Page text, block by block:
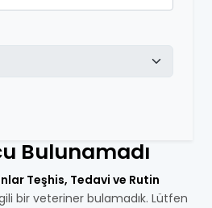
Bulunamadı
Teşhis, Tedavi ve Rutin
bir veteriner bulamadık. Lütfen